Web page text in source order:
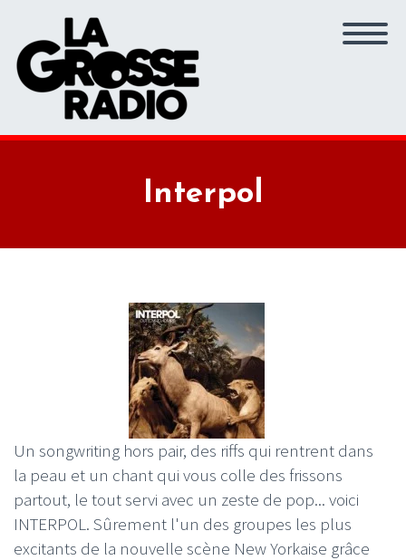
Interpol
Un songwriting hors pair, des riffs qui rentrent dans
la peau et un chant qui vous colle des frissons
partout, le tout servi avec un zeste de pop... voici
INTERPOL. Sûrement l'un des groupes les plus
excitants de la nouvelle scène New Yorkaise grâce